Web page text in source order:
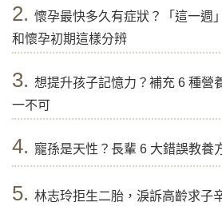
2. 懷孕最快多久有症狀？「這一週
和懷孕初期這樣分辨
3. 想提升孩子記憶力？補充 6 種營
一不可
4. 寵孫是天性？長輩 6 大錯誤教養
5. 林志玲拒生二胎，淚訴高齡求子